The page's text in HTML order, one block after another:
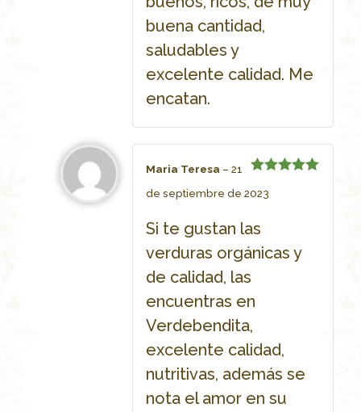
buena cantidad,
saludables y
excelente calidad. Me
encatan.
out of 5
Maria Teresa – 21
de septiembre de 2023
Si te gustan las
verduras orgánicas y
de calidad, las
encuentras en
Verdebendita,
excelente calidad,
nutritivas, además se
nota el amor en su